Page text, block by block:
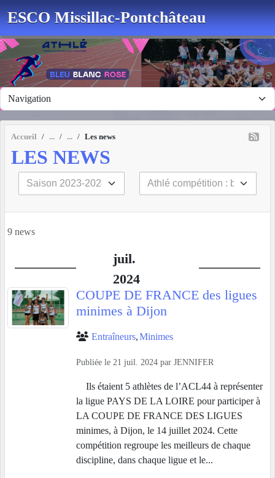
ESCO Missillac-Pontchâteau
Accueil Les news
LES NEWS
9 news
juil.
2024
COUPE DE FRANCE des ligues
minimes à Dijon
Entraîneurs Minimes
Publiée le 21 juil. 2024 par JENNIFER
Ils étaient 5 athlètes de l’ACL44 à représenter
la ligue PAYS DE LA LOIRE pour participer à
LA COUPE DE FRANCE DES LIGUES
minimes, à Dijon, le 14 juillet 2024. Cette
compétition regroupe les meilleurs de chaque
discipline, dans chaque ligue et le...